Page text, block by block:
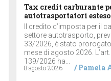
Tax credit carburante
autotrasportatori esteso
Il credito d’imposta per il
settore autotrasporto,
33/2026, è stato
mese di agosto 2026.
139/2026 ha...
8 agosto 2026
/Pamela